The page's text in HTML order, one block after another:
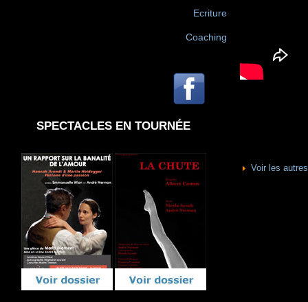
Voir les
Ecriture
Coaching
SPECTACLES EN TOURNÉE